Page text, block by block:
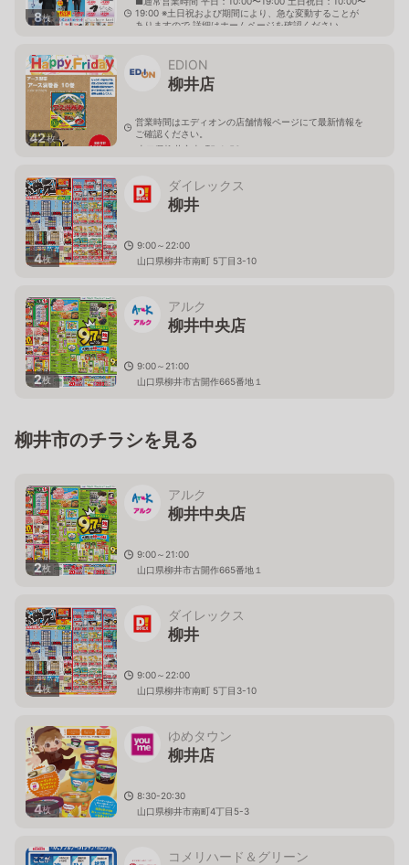
8枚
19:00 ※土日祝および期間により、急な変動することが
ありますので 詳細はホームページを確認ください
42枚
EDION
柳井店
営業時間はエディオンの店舗情報ページにて最新情報を
ご確認ください。
山口県柳井市南町5-1-56
4枚
ダイレックス
柳井
9:00～22:00
山口県柳井市南町 5丁目3-10
2枚
アルク
柳井中央店
9:00～21:00
山口県柳井市古開作665番地１
柳井市のチラシを見る
2枚
アルク
柳井中央店
9:00～21:00
山口県柳井市古開作665番地１
4枚
ダイレックス
柳井
9:00～22:00
山口県柳井市南町 5丁目3-10
4枚
ゆめタウン
柳井店
8:30-20:30
山口県柳井市南町4丁目5-3
コメリハード＆グリーン